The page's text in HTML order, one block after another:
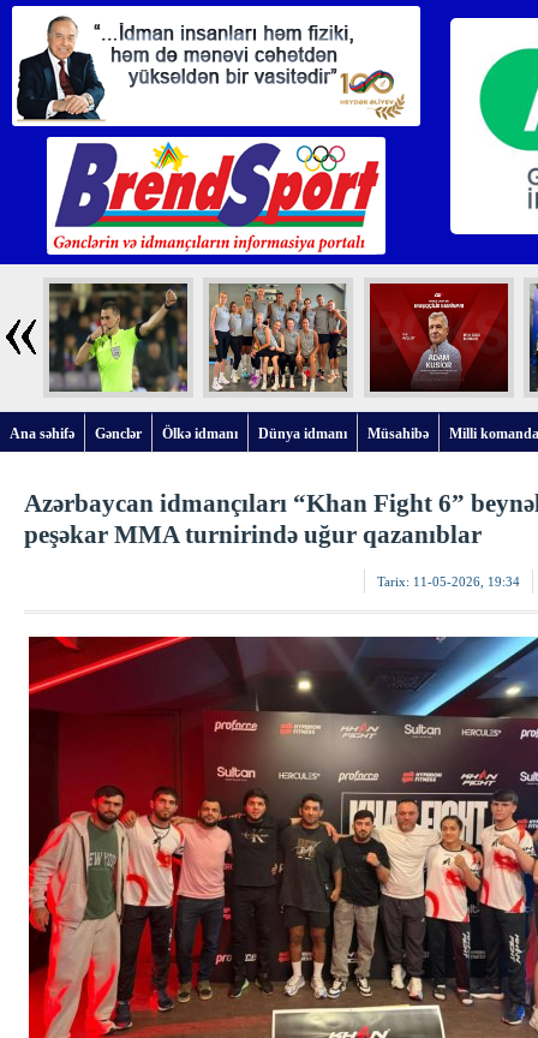
Ana səhifə Gənclər Ölkə idmanı Dünya idmanı Müsahibə Milli
Azərbaycan idmançıları “Khan Fight 6”
peşəkar MMA turnirində uğur qazanıblar
Tarix: 11-05-2026, 19:34